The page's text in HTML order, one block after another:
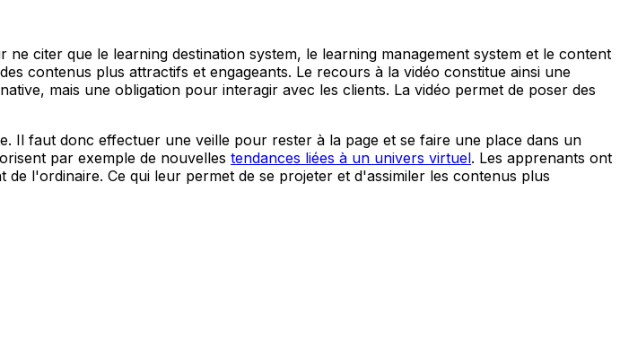
citer que le learning destination system, le learning management system et le content
contenus plus attractifs et engageants. Le recours à la vidéo constitue ainsi une
mais une obligation pour interagir avec les clients. La vidéo permet de poser des
Il faut donc effectuer une veille pour rester à la page et se faire une place dans un
par exemple de nouvelles tendances liées à un univers virtuel. Les apprenants ont
l'ordinaire. Ce qui leur permet de se projeter et d'assimiler les contenus plus